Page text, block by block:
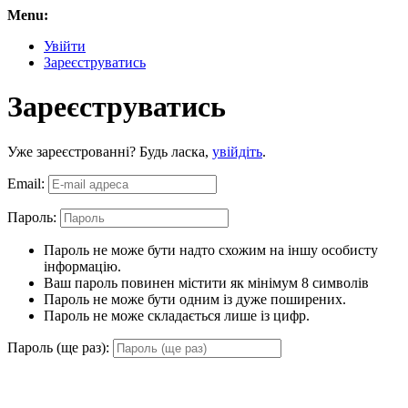
Menu:
Увійти
Зареєструватись
Зареєструватись
Уже зареєстрованні? Будь ласка, увійдіть.
Email:
Пароль:
Пароль не може бути надто схожим на іншу особисту
інформацію.
Ваш пароль повинен містити як мінімум 8 символів
Пароль не може бути одним із дуже поширених.
Пароль не може складається лише із цифр.
Пароль (ще раз):